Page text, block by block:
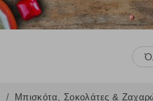
Μπισκότα, Σοκολάτες &